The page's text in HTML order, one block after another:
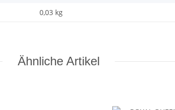
0,03 kg
Ähnliche Artikel